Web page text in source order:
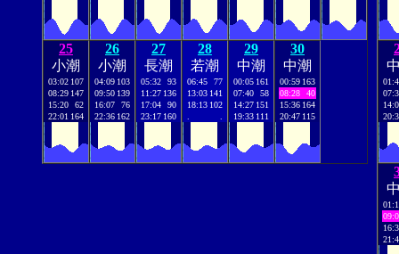
25
小潮
03:02 107
08:29 147
15:20
62
22:01 164
26
小潮
04:09 103
09:50 139
16:07
76
22:36 162
27
長潮
05:32
93
11:27 136
17:04
90
23:17 160
28
若潮
06:45
77
13:03 141
18:13 102
29
中潮
00:05 161
07:40
58
14:27 151
19:33 111
30
中潮
00:59 163
08:28
40
15:36 164
20:47 115